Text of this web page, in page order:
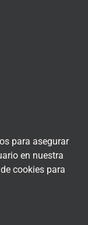
para asegurar
en nuestra
cookies para